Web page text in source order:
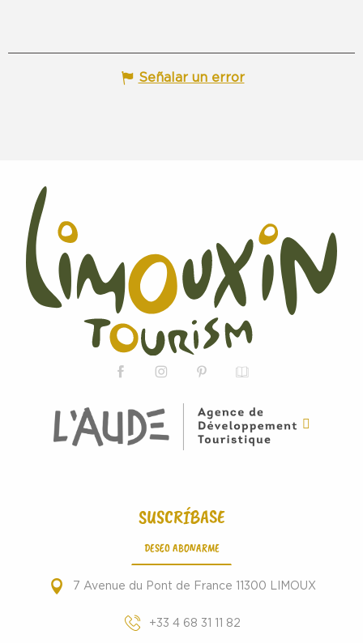
Señalar un error
SUSCRÍBASE
DESEO ABONARME
7 Avenue du Pont de France 11300 LIMOUX
+33 4 68 31 11 82